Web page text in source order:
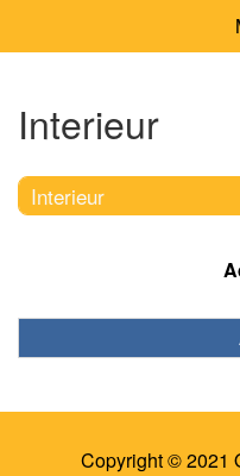
Interieur
Interieur
Copyright © 2021